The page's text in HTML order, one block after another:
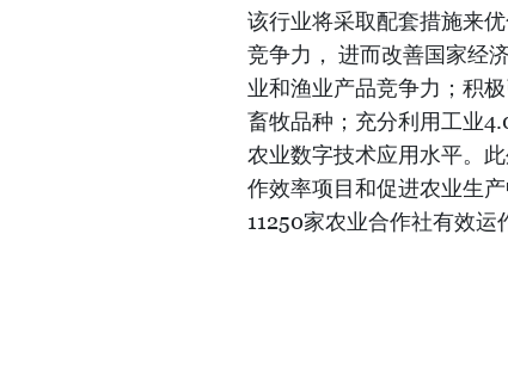
该行业将采取配套措施来
竞争力， 进而改善国家经
业和渔业产品竞争力；积
畜牧品种；充分利用工业
农业数字技术应用水平。
作效率项目和促进农业生
11250家农业合作社有效运